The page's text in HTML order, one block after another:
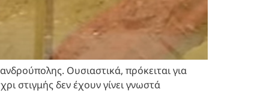
Ουσιαστικά, πρόκειται για
στιγμής δεν έχουν γίνει γνωστά